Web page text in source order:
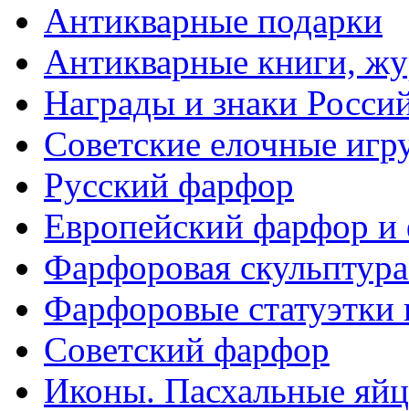
Антикварные подарки
Антикварные книги,
Награды и знаки
Советские елочные
Русский фарфор
Европейский фарфор и
Фарфоровая
Фарфоровые
Советский фарфор
Иконы. Пасхальные